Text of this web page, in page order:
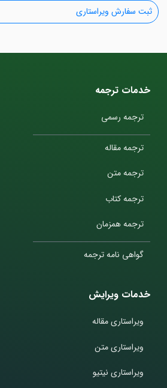
ثبت سفارش ویراستاری
خدمات ترجمه
ترجمه رسمی
ترجمه مقاله
ترجمه متن
ترجمه کتاب
ترجمه همزمان
گواهی نامه ترجمه
خدمات ویرایش
ویراستاری مقاله
ویراستاری متن
ویراستاری نیتیو